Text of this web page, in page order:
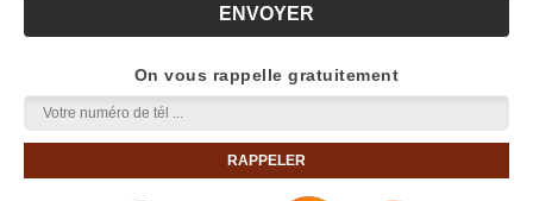
On vous rappelle gratuitement